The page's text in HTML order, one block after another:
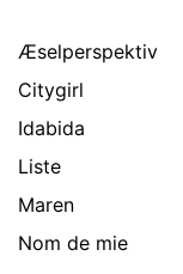
Æselperspektiv
Citygirl
Idabida
Liste
Maren
Nom de mie